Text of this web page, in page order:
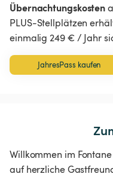
Übernachtungskosten
PLUS-Stellplätzen
einmalig 249 € / Jahr
JahresPass kaufen
Willkommen im
auf herzliche